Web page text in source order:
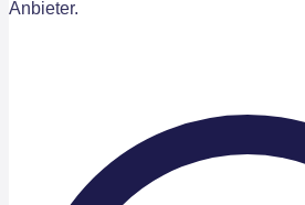
Anbieter.